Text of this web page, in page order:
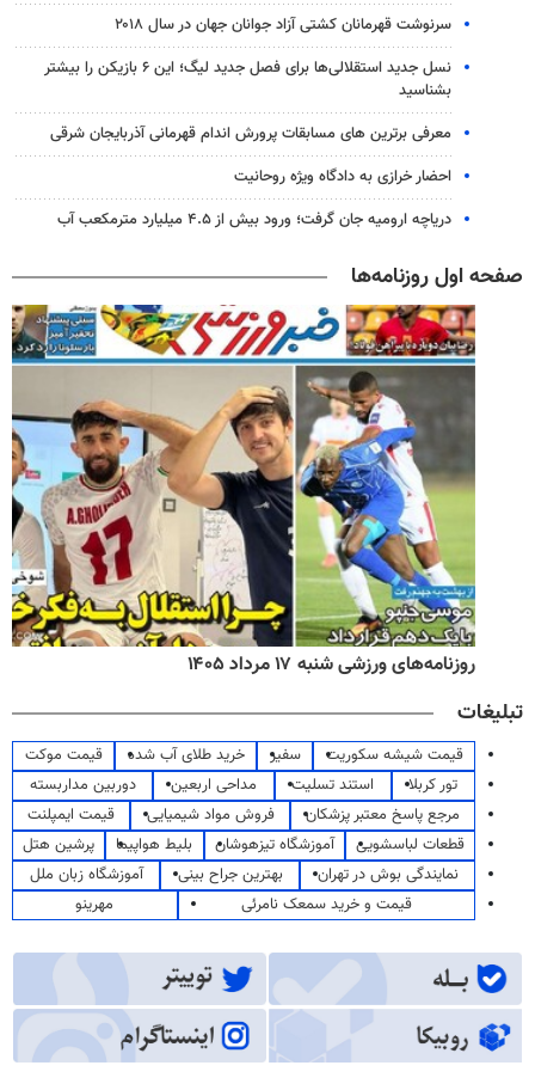
سرنوشت قهرمانان کشتی آزاد جوانان جهان در سال ۲۰۱۸
نسل جدید استقلالی‌ها برای فصل جدید لیگ؛ این ۶ بازیکن را بیشتر
بشناسید
معرفی برترین های مسابقات پرورش اندام قهرمانی آذربایجان شرقی
احضار خرازی به دادگاه ویژه روحانیت
دریاچه ارومیه جان گرفت؛ ورود بیش از ۴.۵ میلیارد مترمکعب آب
صفحه اول روزنامه‌ها
روزنامه‌های ورزشی شنبه ۱۷ مرداد ۱۴۰۵
تبلیغات
قیمت شیشه سکوریت سفیر خرید طلای آب شده
قیمت موکت
تور کربلا
استند تسلیت مداحی اربعین
دوربین مداربسته
مرجع پاسخ معتبر پزشکان
فروش مواد شیمیایی
قیمت ایمپلنت
قطعات لباسشویی
آموزشگاه تیزهوشان بلیط هواپیما
پرشین هتل
نمایندگی بوش در تهران
بهترین جراح بینی
آموزشگاه زبان ملل
قیمت و خرید سمعک نامرئی
مهرینو